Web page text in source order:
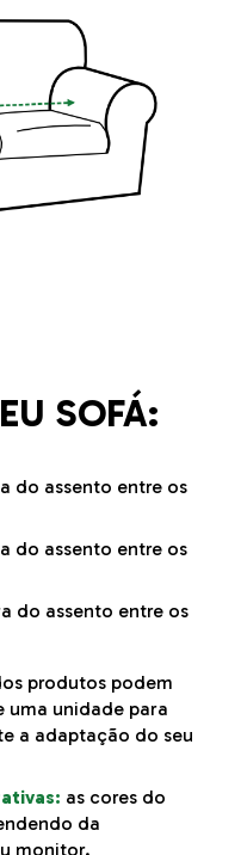
SOFÁ:
do assento entre os
do assento entre os
do assento entre os
produtos podem
uma unidade para
a adaptação do seu
as cores do
da
monitor.